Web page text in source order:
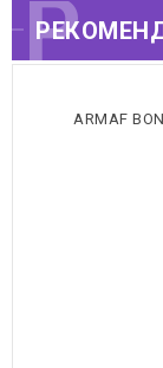
РЕКОМЕНДУЕМЫЕ
ARMAF